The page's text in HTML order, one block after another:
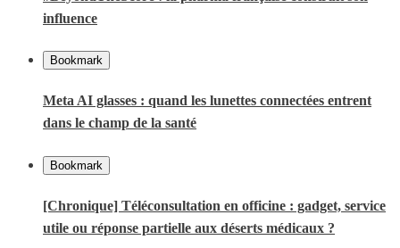
influence
Bookmark
Meta AI glasses : quand les lunettes connectées entrent
dans le champ de la santé
Bookmark
[Chronique] Téléconsultation en officine : gadget, service
utile ou réponse partielle aux déserts médicaux ?